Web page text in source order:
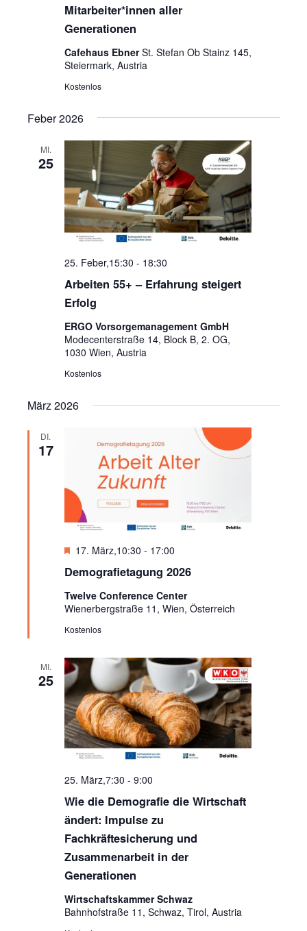
Mitarbeiter*innen aller
Generationen
Cafehaus EbnerSt. Stefan Ob Stainz 145,
Steiermark, Austria
Kostenlos
Feber 2026
MI.
25
Arbeiten 55+ – Erfahrung steigert
Erfolg
25. Feber,15:30 - 18:30
ERGO Vorsorgemanagement GmbH
Modecenterstraße 14, Block B, 2. OG,
1030 Wien, Austria
Kostenlos
März 2026
DI.
17
Demografietagung 2026
Vorgestellt
17. März,10:30 - 17:00
Twelve Conference Center
Wienerbergstraße 11, Wien, Österreich
Kostenlos
MI.
25
Wie die Demografie die Wirtschaft
ändert: Impulse zu
Fachkräftesicherung und
Zusammenarbeit in der
Generationen
25. März,7:30 - 9:00
Wirtschaftskammer Schwaz
Bahnhofstraße 11, Schwaz, Tirol, Austria